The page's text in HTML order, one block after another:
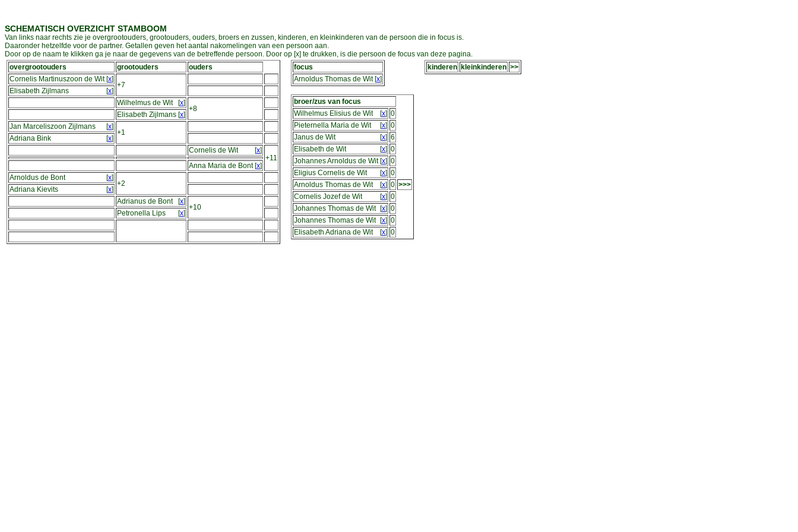
SCHEMATISCH OVERZICHT STAMBOOM
Van links naar rechts zie je overgrootouders, grootouders, ouders, broers en zussen, kinderen, en kleinkinderen van de persoon die in focus is.
Daaronder hetzelfde voor de partner. Getallen geven het aantal nakomelingen van een persoon aan.
Door op de naam te klikken ga je naar de gegevens van de betreffende persoon. Door op [x] te drukken, is die persoon de focus van deze pagina.
overgrootouders
grootouders
ouders
Cornelis Martinuszoon de Wit[x]
+7
Elisabeth Zijlmans [x]
Wilhelmus de Wit
[x]
+8
Elisabeth Zijlmans [x]
Jan Marceliszoon Zijlmans
[x]
+1
Adriana Bink [x]
Cornelis de Wit
[x]
+11
Anna Maria de Bont[x]
Arnoldus de Bont
[x]
+2
Adriana Kievits [x]
Adrianus de Bont
[x]
+10
Petronella Lips [x]
focus
Arnoldus Thomas de Wit[x]
broer/zus van focus
Wilhelmus Elisius de Wit
[x] 0
Pieternella Maria de Wit
[x] 0
Janus de Wit
[x] 6
Elisabeth de Wit
[x] 0
Johannes Arnoldus de Wit[x] 0
Eligius Cornelis de Wit
[x] 0
Arnoldus Thomas de Wit
[x] 0 >>>
Cornelis Jozef de Wit
[x] 0
Johannes Thomas de Wit [x] 0
Johannes Thomas de Wit [x] 0
Elisabeth Adriana de Wit
[x] 0
kinderen kleinkinderen >>